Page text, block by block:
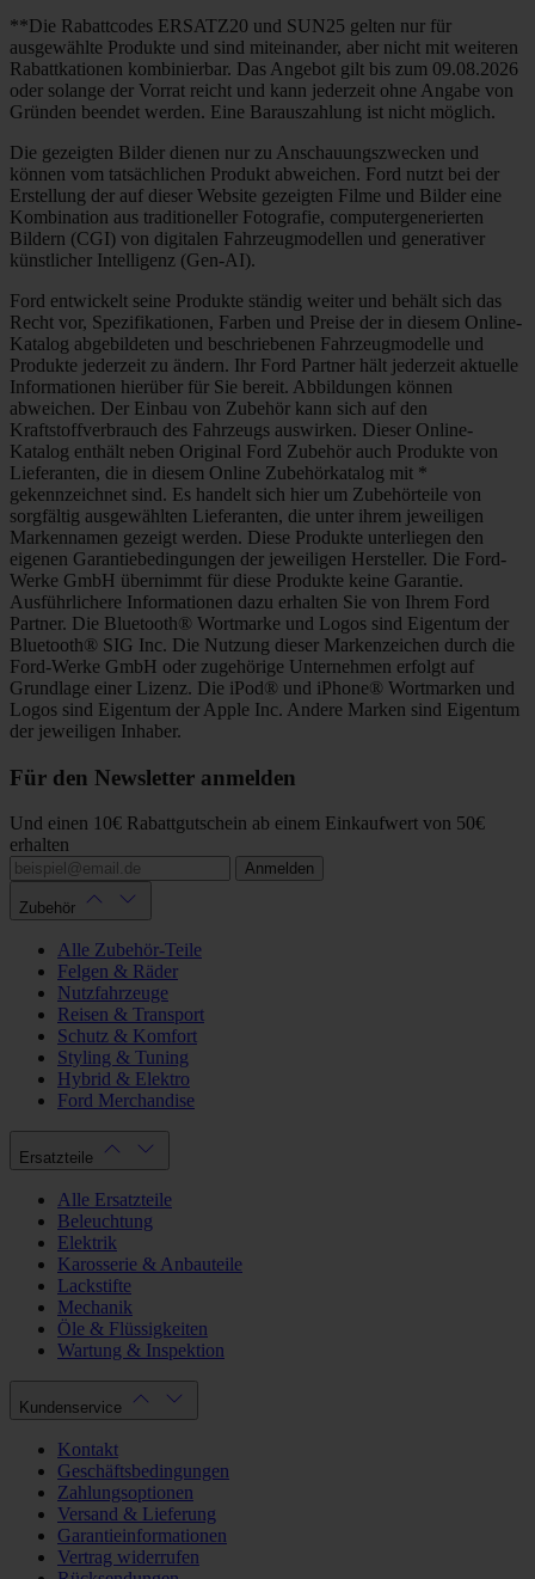
**Die Rabattcodes ERSATZ20 und SUN25 gelten nur für
ausgewählte Produkte und sind miteinander, aber nicht mit weiteren
Rabattkationen kombinierbar. Das Angebot gilt bis zum 09.08.2026
oder solange der Vorrat reicht und kann jederzeit ohne Angabe von
Gründen beendet werden. Eine Barauszahlung ist nicht möglich.
Die gezeigten Bilder dienen nur zu Anschauungszwecken und
können vom tatsächlichen Produkt abweichen. Ford nutzt bei der
Erstellung der auf dieser Website gezeigten Filme und Bilder eine
Kombination aus traditioneller Fotografie, computergenerierten
Bildern (CGI) von digitalen Fahrzeugmodellen und generativer
künstlicher Intelligenz (Gen-AI).
Ford entwickelt seine Produkte ständig weiter und behält sich das
Recht vor, Spezifikationen, Farben und Preise der in diesem Online-
Katalog abgebildeten und beschriebenen Fahrzeugmodelle und
Produkte jederzeit zu ändern. Ihr Ford Partner hält jederzeit aktuelle
Informationen hierüber für Sie bereit. Abbildungen können
abweichen. Der Einbau von Zubehör kann sich auf den
Kraftstoffverbrauch des Fahrzeugs auswirken. Dieser Online-
Katalog enthält neben Original Ford Zubehör auch Produkte von
Lieferanten, die in diesem Online Zubehörkatalog mit *
gekennzeichnet sind. Es handelt sich hier um Zubehörteile von
sorgfältig ausgewählten Lieferanten, die unter ihrem jeweiligen
Markennamen gezeigt werden. Diese Produkte unterliegen den
eigenen Garantiebedingungen der jeweiligen Hersteller. Die Ford-
Werke GmbH übernimmt für diese Produkte keine Garantie.
Ausführlichere Informationen dazu erhalten Sie von Ihrem Ford
Partner. Die Bluetooth® Wortmarke und Logos sind Eigentum der
Bluetooth® SIG Inc. Die Nutzung dieser Markenzeichen durch die
Ford-Werke GmbH oder zugehörige Unternehmen erfolgt auf
Grundlage einer Lizenz. Die iPod® und iPhone® Wortmarken und
Logos sind Eigentum der Apple Inc. Andere Marken sind Eigentum
der jeweiligen Inhaber.
Für den Newsletter anmelden
Und einen 10€ Rabattgutschein ab einem Einkaufwert von 50€
erhalten
Anmelden
Zubehör
Alle Zubehör-Teile
Felgen & Räder
Nutzfahrzeuge
Reisen & Transport
Schutz & Komfort
Styling & Tuning
Hybrid & Elektro
Ford Merchandise
Ersatzteile
Alle Ersatzteile
Beleuchtung
Elektrik
Karosserie & Anbauteile
Lackstifte
Mechanik
Öle & Flüssigkeiten
Wartung & Inspektion
Kundenservice
Kontakt
Geschäftsbedingungen
Zahlungsoptionen
Versand & Lieferung
Garantieinformationen
Vertrag widerrufen